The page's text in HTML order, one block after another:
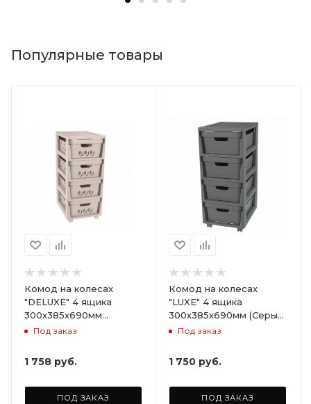
Популярные товары
Комод на колесах
"DELUXE" 4 ящика
300х385х690мм
(Светло-бежевый)
Под заказ
1 758 руб.
ПОД ЗАКАЗ
Комод на колесах
"LUXE" 4 ящика
300х385х690мм (Серый)
ARD258086
Под заказ
1 750 руб.
ПОД ЗАКАЗ